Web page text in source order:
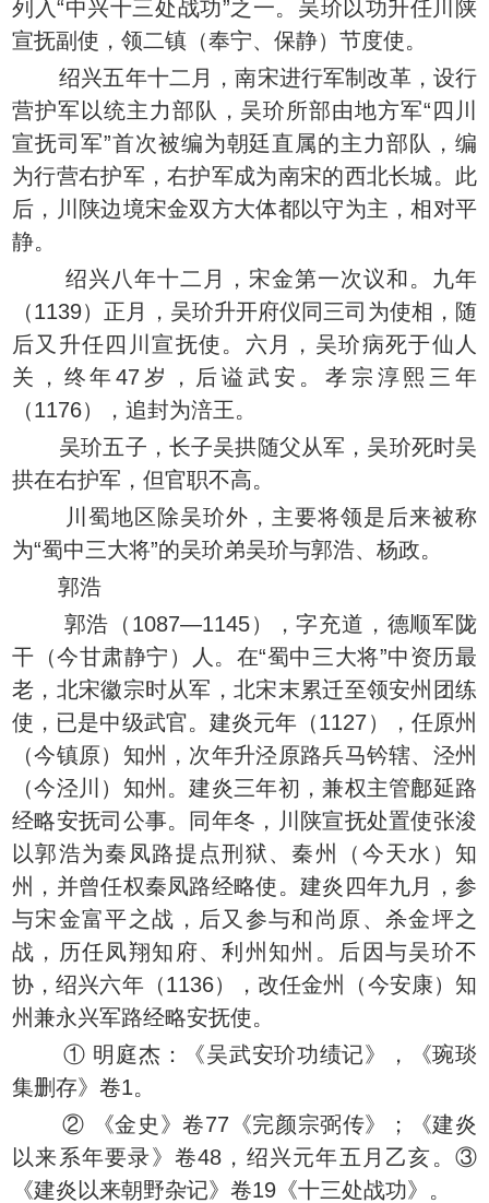
列入“中兴十三处战功”之一。吴玠以功升任川陕
宣抚副使，领二镇（奉宁、保静）节度使。
绍兴五年十二月，南宋进行军制改革，设行
营护军以统主力部队，吴玠所部由地方军“四川
宣抚司军”首次被编为朝廷直属的主力部队，编
为行营右护军，右护军成为南宋的西北长城。此
后，川陕边境宋金双方大体都以守为主，相对平
静。
绍兴八年十二月，宋金第一次议和。九年
（1139）正月，吴玠升开府仪同三司为使相，随
后又升任四川宣抚使。六月，吴玠病死于仙人
关，终年47岁，后谥武安。孝宗淳熙三年
（1176），追封为涪王。
吴玠五子，长子吴拱随父从军，吴玠死时吴
拱在右护军，但官职不高。
川蜀地区除吴玠外，主要将领是后来被称
为“蜀中三大将”的吴玠弟吴玠与郭浩、杨政。
郭浩
郭浩（1087—1145），字充道，德顺军陇
干（今甘肃静宁）人。在“蜀中三大将”中资历最
老，北宋徽宗时从军，北宋末累迁至领安州团练
使，已是中级武官。建炎元年（1127），任原州
（今镇原）知州，次年升泾原路兵马钤辖、泾州
（今泾川）知州。建炎三年初，兼权主管鄜延路
经略安抚司公事。同年冬，川陕宣抚处置使张浚
以郭浩为秦凤路提点刑狱、秦州（今天水）知
州，并曾任权秦凤路经略使。建炎四年九月，参
与宋金富平之战，后又参与和尚原、杀金坪之
战，历任凤翔知府、利州知州。后因与吴玠不
协，绍兴六年（1136），改任金州（今安康）知
州兼永兴军路经略安抚使。
① 明庭杰：《吴武安玠功绩记》，《琬琰
集删存》卷1。
② 《金史》卷77《完颜宗弼传》；《建炎
以来系年要录》卷48，绍兴元年五月乙亥。③
《建炎以来朝野杂记》卷19《十三处战功》。